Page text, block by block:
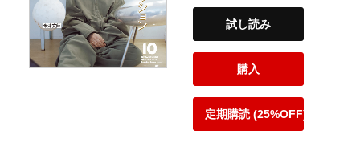
試し読み
購入
定期購読 (25%OFF)